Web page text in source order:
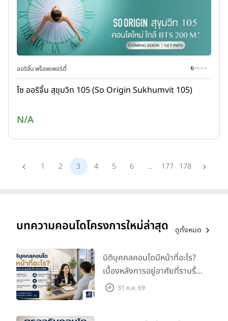
ออริจิ้น พร็อพเพอร์ตี้
โซ ออริจิ้น สุขุมวิท 105 (So Origin Sukhumvit 105)
N/A
1 2 3 4 5 6 ... 177 178
บทความคอนโดโครงการใหม่ล่าสุด ดูทั้งหมด
นิติบุคคลคอนโดมีหน้าที่อะไร?
เบื้องหลังการอยู่อาศัยที่ราบรื่น
กว่าที่คิด31 ก.ค. 69